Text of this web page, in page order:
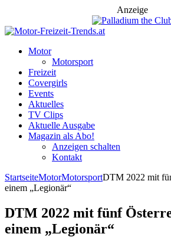
Anzeige
Motor
Motorsport
Freizeit
Covergirls
Events
Aktuelles
TV Clips
Aktuelle Ausgabe
Magazin als Abo!
Anzeigen schalten
Kontakt
StartseiteMotorMotorsportDTM 2022 mit
einem „Legionär“
DTM 2022 mit fünf
einem „Legionär“